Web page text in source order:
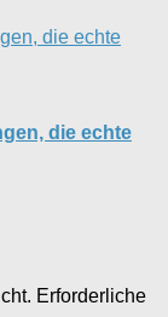
die echte
Erforderliche